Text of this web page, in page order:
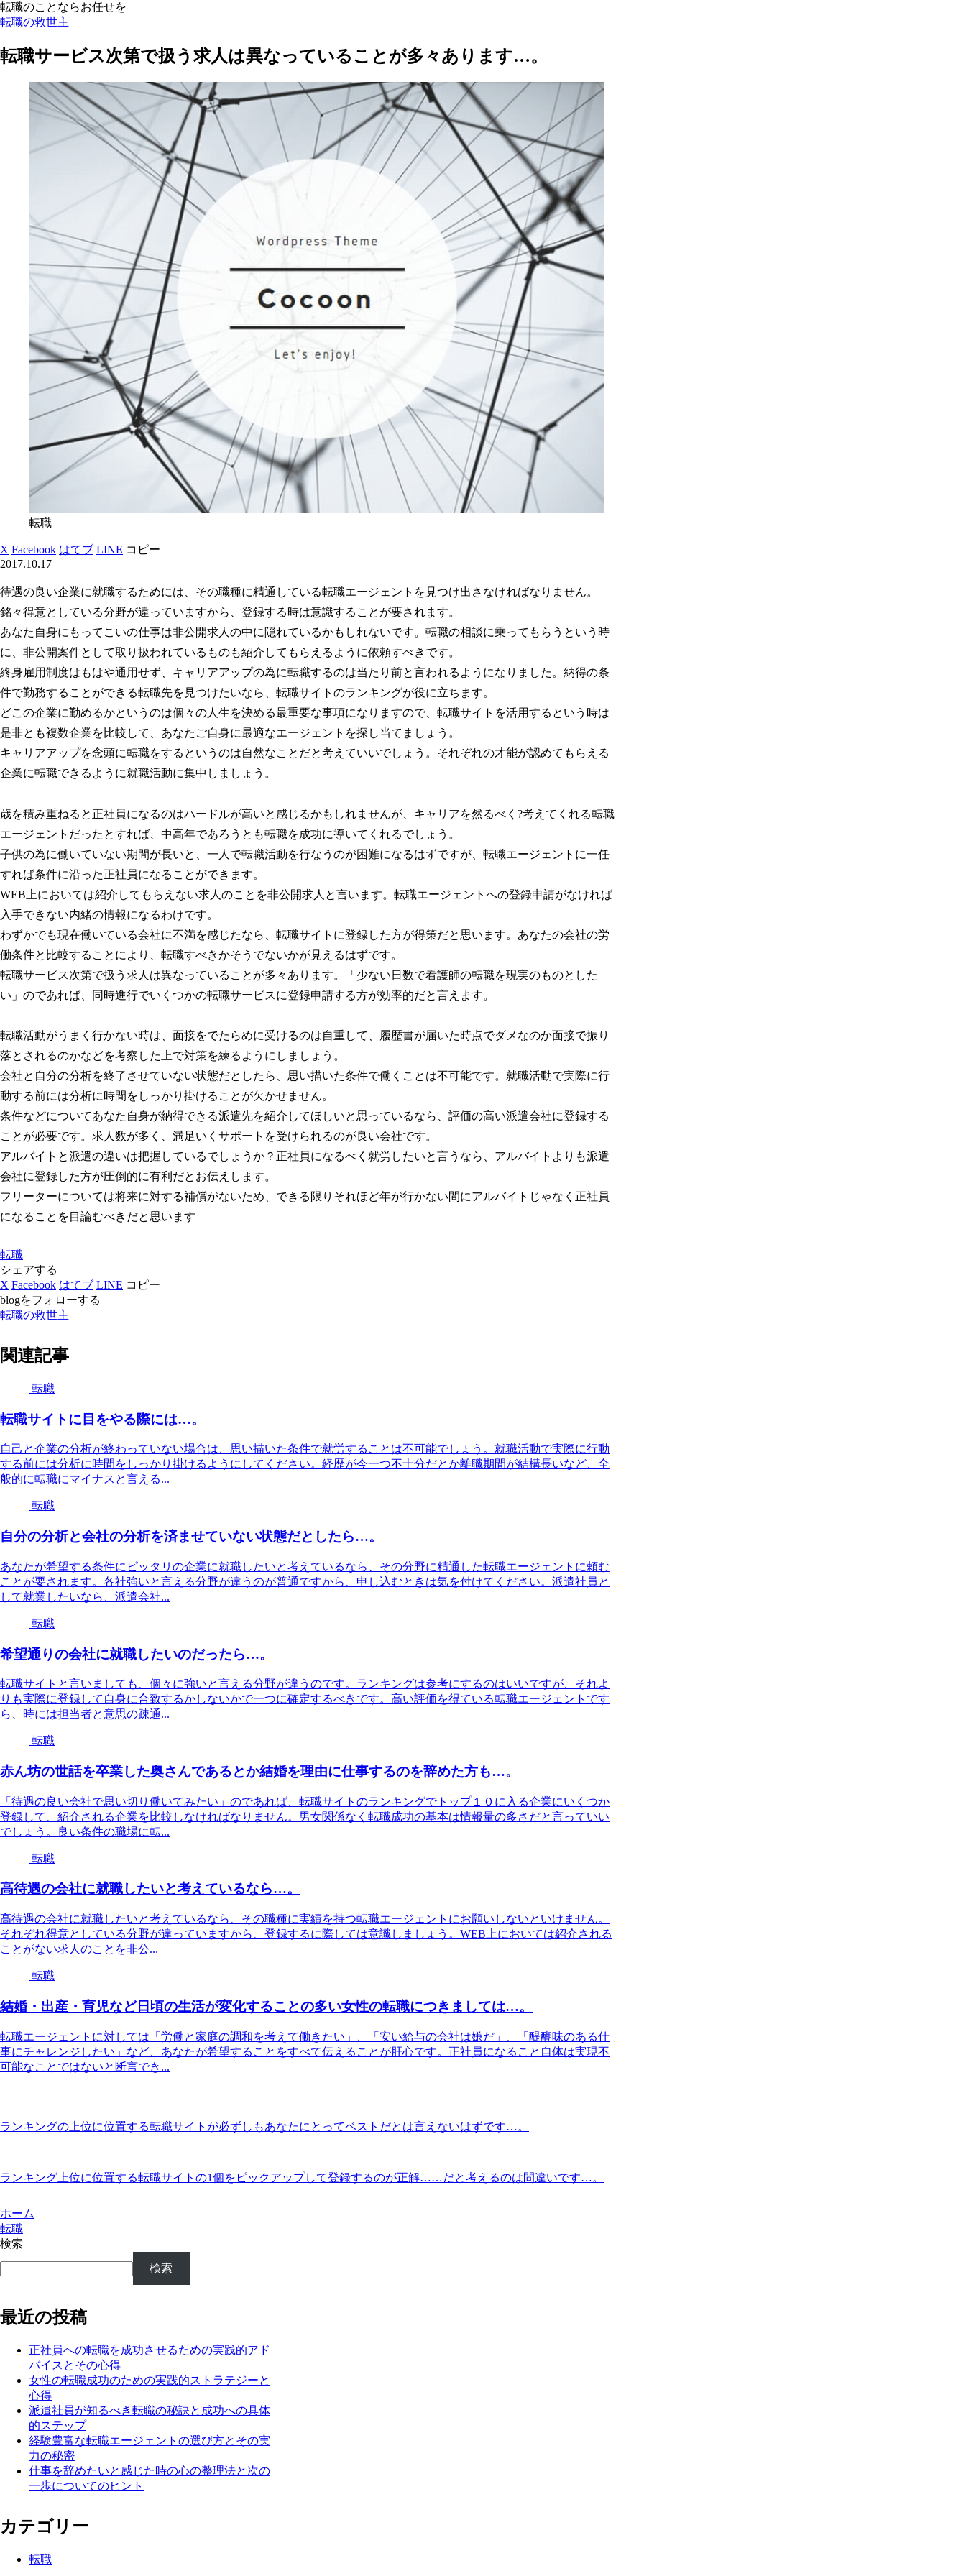
転職のことならお任せを
転職の救世主
転職サービス次第で扱う求人は異なっていることが多々あります…。
転職
X Facebook はてブ LINE コピー
2017.10.17
待遇の良い企業に就職するためには、その職種に精通している転職エージェントを見つけ出さなければなりません。
銘々得意としている分野が違っていますから、登録する時は意識することが要されます。
あなた自身にもってこいの仕事は非公開求人の中に隠れているかもしれないです。転職の相談に乗ってもらうという時
に、非公開案件として取り扱われているものも紹介してもらえるように依頼すべきです。
終身雇用制度はもはや通用せず、キャリアアップの為に転職するのは当たり前と言われるようになりました。納得の条
件で勤務することができる転職先を見つけたいなら、転職サイトのランキングが役に立ちます。
どこの企業に勤めるかというのは個々の人生を決める最重要な事項になりますので、転職サイトを活用するという時は
是非とも複数企業を比較して、あなたご自身に最適なエージェントを探し当てましょう。
キャリアアップを念頭に転職をするというのは自然なことだと考えていいでしょう。それぞれの才能が認めてもらえる
企業に転職できるように就職活動に集中しましょう。
歳を積み重ねると正社員になるのはハードルが高いと感じるかもしれませんが、キャリアを然るべく?考えてくれる転職
エージェントだったとすれば、中高年であろうとも転職を成功に導いてくれるでしょう。
子供の為に働いていない期間が長いと、一人で転職活動を行なうのが困難になるはずですが、転職エージェントに一任
すれば条件に沿った正社員になることができます。
WEB上においては紹介してもらえない求人のことを非公開求人と言います。転職エージェントへの登録申請がなければ
入手できない内緒の情報になるわけです。
わずかでも現在働いている会社に不満を感じたなら、転職サイトに登録した方が得策だと思います。あなたの会社の労
働条件と比較することにより、転職すべきかそうでないかが見えるはずです。
転職サービス次第で扱う求人は異なっていることが多々あります。「少ない日数で看護師の転職を現実のものとした
い」のであれば、同時進行でいくつかの転職サービスに登録申請する方が効率的だと言えます。
転職活動がうまく行かない時は、面接をでたらめに受けるのは自重して、履歴書が届いた時点でダメなのか面接で振り
落とされるのかなどを考察した上で対策を練るようにしましょう。
会社と自分の分析を終了させていない状態だとしたら、思い描いた条件で働くことは不可能です。就職活動で実際に行
動する前には分析に時間をしっかり掛けることが欠かせません。
条件などについてあなた自身が納得できる派遣先を紹介してほしいと思っているなら、評価の高い派遣会社に登録する
ことが必要です。求人数が多く、満足いくサポートを受けられるのが良い会社です。
アルバイトと派遣の違いは把握しているでしょうか？正社員になるべく就労したいと言うなら、アルバイトよりも派遣
会社に登録した方が圧倒的に有利だとお伝えします。
フリーターについては将来に対する補償がないため、できる限りそれほど年が行かない間にアルバイトじゃなく正社員
になることを目論むべきだと思います
転職
シェアする
X Facebook はてブ LINE コピー
blogをフォローする
転職の救世主
関連記事
転職
転職サイトに目をやる際には…。
自己と企業の分析が終わっていない場合は、思い描いた条件で就労することは不可能でしょう。就職活動で実際に行動
する前には分析に時間をしっかり掛けるようにしてください。経歴が今一つ不十分だとか離職期間が結構長いなど、全
般的に転職にマイナスと言える...
転職
自分の分析と会社の分析を済ませていない状態だとしたら…。
あなたが希望する条件にピッタリの企業に就職したいと考えているなら、その分野に精通した転職エージェントに頼む
ことが要されます。各社強いと言える分野が違うのが普通ですから、申し込むときは気を付けてください。派遣社員と
して就業したいなら、派遣会社...
転職
希望通りの会社に就職したいのだったら…。
転職サイトと言いましても、個々に強いと言える分野が違うのです。ランキングは参考にするのはいいですが、それよ
りも実際に登録して自身に合致するかしないかで一つに確定するべきです。高い評価を得ている転職エージェントです
ら、時には担当者と意思の疎通...
転職
赤ん坊の世話を卒業した奥さんであるとか結婚を理由に仕事するのを辞めた方も…。
「待遇の良い会社で思い切り働いてみたい」のであれば、転職サイトのランキングでトップ１０に入る企業にいくつか
登録して、紹介される企業を比較しなければなりません。男女関係なく転職成功の基本は情報量の多さだと言っていい
でしょう。良い条件の職場に転...
転職
高待遇の会社に就職したいと考えているなら…。
高待遇の会社に就職したいと考えているなら、その職種に実績を持つ転職エージェントにお願いしないといけません。
それぞれ得意としている分野が違っていますから、登録するに際しては意識しましょう。WEB上においては紹介される
ことがない求人のことを非公...
転職
結婚・出産・育児など日頃の生活が変化することの多い女性の転職につきましては…。
転職エージェントに対しては「労働と家庭の調和を考えて働きたい」、「安い給与の会社は嫌だ」、「醍醐味のある仕
事にチャレンジしたい」など、あなたが希望することをすべて伝えることが肝心です。正社員になること自体は実現不
可能なことではないと断言でき...
ランキングの上位に位置する転職サイトが必ずしもあなたにとってベストだとは言えないはずです…。
ランキング上位に位置する転職サイトの1個をピックアップして登録するのが正解……だと考えるのは間違いです…。
ホーム
転職
検索
検索
最近の投稿
正社員への転職を成功させるための実践的アド
バイスとその心得
女性の転職成功のための実践的ストラテジーと
心得
派遣社員が知るべき転職の秘訣と成功への具体
的ステップ
経験豊富な転職エージェントの選び方とその実
力の秘密
仕事を辞めたいと感じた時の心の整理法と次の
一歩についてのヒント
カテゴリー
転職